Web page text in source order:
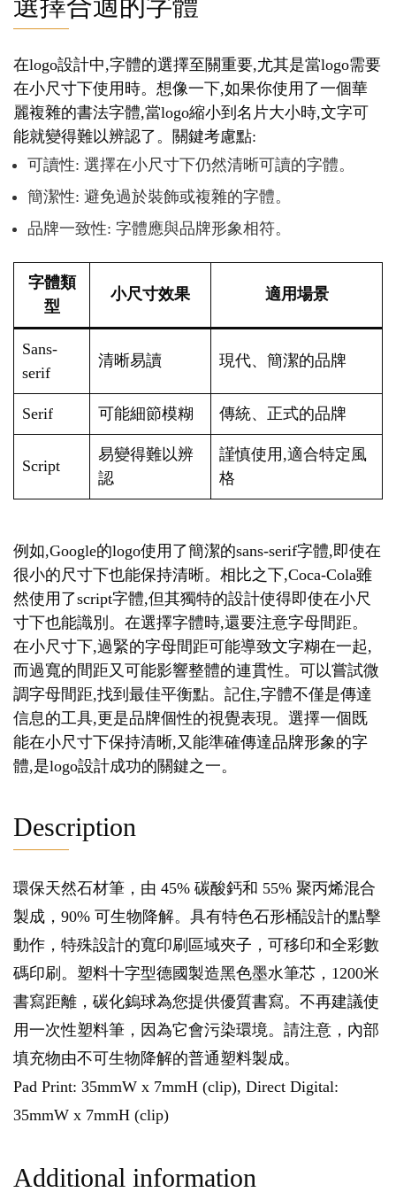
選擇合適的字體
在logo設計中,字體的選擇至關重要,尤其是當logo需要
在小尺寸下使用時。想像一下,如果你使用了一個華
麗複雜的書法字體,當logo縮小到名片大小時,文字可
能就變得難以辨認了。關鍵考慮點:
可讀性: 選擇在小尺寸下仍然清晰可讀的字體。
簡潔性: 避免過於裝飾或複雜的字體。
品牌一致性: 字體應與品牌形象相符。
字體類
型
小尺寸效果 適用場景
Sans-
serif
清晰易讀 現代、簡潔的品牌
Serif 可能細節模糊 傳統、正式的品牌
Script
易變得難以辨
認
謹慎使用,適合特定風
格
例如,Google的logo使用了簡潔的sans-serif字體,即使在
很小的尺寸下也能保持清晰。相比之下,Coca-Cola雖
然使用了script字體,但其獨特的設計使得即使在小尺
寸下也能識別。在選擇字體時,還要注意字母間距。
在小尺寸下,過緊的字母間距可能導致文字糊在一起,
而過寬的間距又可能影響整體的連貫性。可以嘗試微
調字母間距,找到最佳平衡點。記住,字體不僅是傳達
信息的工具,更是品牌個性的視覺表現。選擇一個既
能在小尺寸下保持清晰,又能準確傳達品牌形象的字
體,是logo設計成功的關鍵之一。
Description
環保天然石材筆，由 45% 碳酸鈣和 55% 聚丙烯混合
製成，90% 可生物降解。具有特色石形桶設計的點擊
動作，特殊設計的寬印刷區域夾子，可移印和全彩數
碼印刷。塑料十字型德國製造黑色墨水筆芯，1200米
書寫距離，碳化鎢球為您提供優質書寫。不再建議使
用一次性塑料筆，因為它會污染環境。請注意，內部
填充物由不可生物降解的普通塑料製成。
Pad Print: 35mmW x 7mmH (clip), Direct Digital:
35mmW x 7mmH (clip)
Additional information